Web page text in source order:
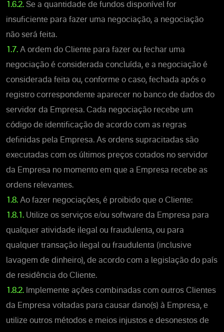
1.6.2. Se a quantidade de fundos disponível for
insuficiente para fazer uma negociação, a negociação
não será feita.
1.7. A ordem do Cliente para fazer ou fechar uma
negociação é considerada concluída, e a negociação é
considerada feita ou, conforme o caso, fechada após o
registro correspondente aparecer no banco de dados do
servidor da Empresa. Cada negociação recebe um
código de identificação de acordo com as regras
definidas pela Empresa. As ordens supracitadas são
executadas com os últimos preços cotados no servidor
da Empresa no momento em que a Empresa recebe as
ordens relevantes.
1.8. Ao fazer negociações, é proibido que o Cliente:
1.8.1. Utilize os serviços e/ou software da Empresa para
qualquer atividade ilegal ou fraudulenta, ou para
qualquer transação ilegal ou fraudulenta (inclusive
lavagem de dinheiro), de acordo com a legislação do país
de residência do Cliente.
1.8.2. Implemente ações combinadas com outros Clientes
da Empresa voltadas para causar dano(s) à Empresa, e
utilize outros métodos e meios injustos e desonestos de